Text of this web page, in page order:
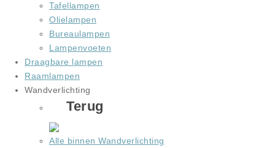
Tafellampen
Olielampen
Bureaulampen
Lampenvoeten
Draagbare lampen
Raamlampen
Wandverlichting
Terug
Alle binnen Wandverlichting